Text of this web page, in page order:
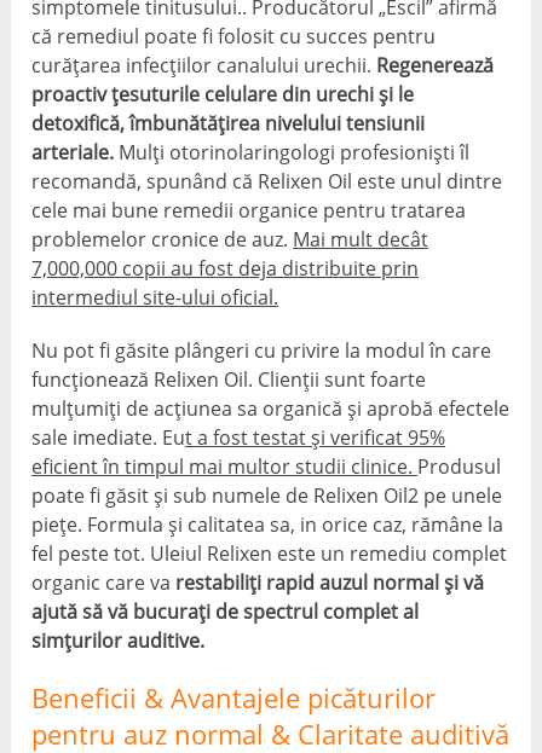
simptomele tinitusului.. Producătorul „Escil” afirmă
că remediul poate fi folosit cu succes pentru
curățarea infecțiilor canalului urechii. Regenerează
proactiv țesuturile celulare din urechi și le
detoxifică, îmbunătățirea nivelului tensiunii
arteriale. Mulți otorinolaringologi profesioniști îl
recomandă, spunând că Relixen Oil este unul dintre
cele mai bune remedii organice pentru tratarea
problemelor cronice de auz. Mai mult decât
7,000,000 copii au fost deja distribuite prin
intermediul site-ului oficial.
Nu pot fi găsite plângeri cu privire la modul în care
funcționează Relixen Oil. Clienții sunt foarte
mulțumiți de acțiunea sa organică și aprobă efectele
sale imediate. Eut a fost testat și verificat 95%
eficient în timpul mai multor studii clinice. Produsul
poate fi găsit și sub numele de Relixen Oil2 pe unele
piețe. Formula și calitatea sa, in orice caz, rămâne la
fel peste tot. Uleiul Relixen este un remediu complet
organic care va restabiliți rapid auzul normal și vă
ajută să vă bucurați de spectrul complet al
simțurilor auditive.
Beneficii & Avantajele picăturilor
pentru auz normal & Claritate auditivă